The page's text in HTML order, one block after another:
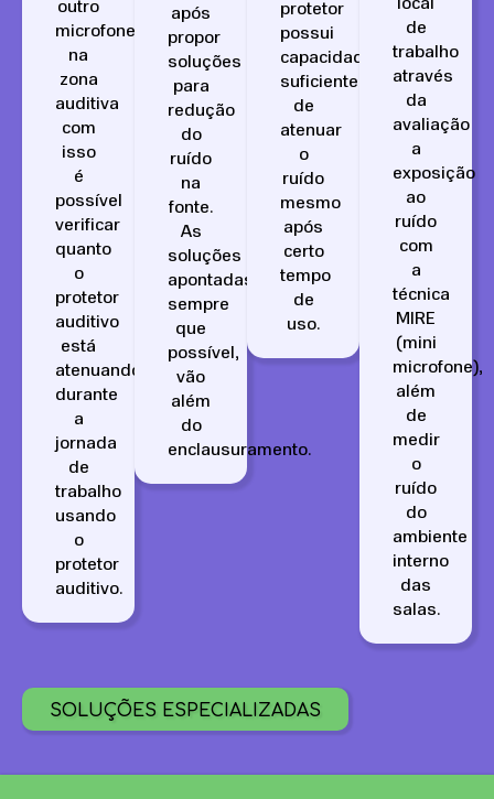
outro
microfone
na
zona
auditiva
com
isso
é
possível
verificar
quanto
o
protetor
auditivo
está
atenuando
durante
a
jornada
de
trabalho
usando
o
protetor
auditivo.
após
propor
soluções
para
redução
do
ruído
na
fonte.
As
soluções
apontadas,
sempre
que
possível,
vão
além
do
enclausuramento.
protetor
possui
capacidade
suficiente
de
atenuar
o
ruído
mesmo
após
certo
tempo
de
uso.
de
trabalho
através
da
avaliação
a
exposição
ao
ruído
com
a
técnica
MIRE
(mini
microfone),
além
de
medir
o
ruído
do
ambiente
interno
das
salas.
SOLUÇÕES ESPECIALIZADAS